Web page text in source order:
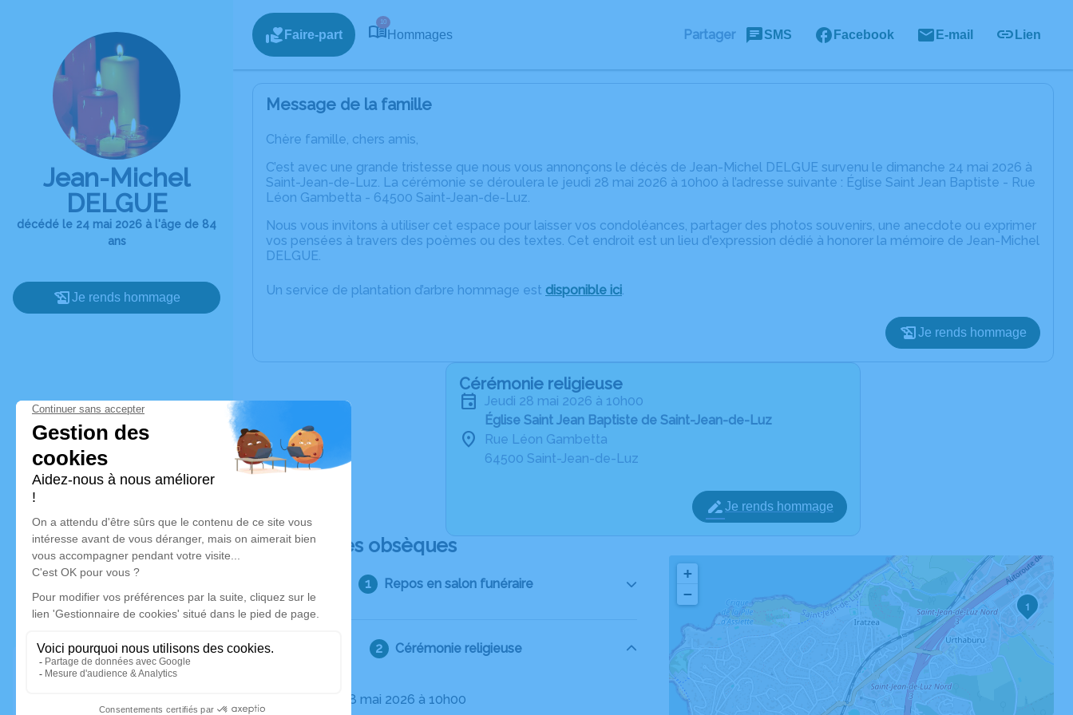
Jean-Michel
DELGUE
décédé le 24 mai 2026 à l'âge de 84
ans
Je rends hommage
Faire-part
10
Hommages Partager SMS Facebook E-mail Lien
Message de la famille
Chère famille, chers amis,
C’est avec une grande tristesse que nous vous annonçons le décès de Jean-Michel DELGUE survenu le dimanche 24 mai 2026 à
Saint-Jean-de-Luz. La cérémonie se déroulera le jeudi 28 mai 2026 à 10h00 à l’adresse suivante : Église Saint Jean Baptiste - Rue
Léon Gambetta - 64500 Saint-Jean-de-Luz.
Nous vous invitons à utiliser cet espace pour laisser vos condoléances, partager des photos souvenirs, une anecdote ou exprimer
vos pensées à travers des poèmes ou des textes. Cet endroit est un lieu d'expression dédié à honorer la mémoire de Jean-Michel
DELGUE.
Un service de plantation d’arbre hommage est disponible ici.
Je rends hommage
Cérémonie religieuse
jeudi 28 mai 2026 à 10h00
Église Saint Jean Baptiste de Saint-Jean-de-Luz
Rue Léon Gambetta
64500 Saint-Jean-de-Luz
Je rends hommage
Déroulé des obsèques
Repos en salon funéraire
Cérémonie religieuse
Le jeudi 28 mai 2026 à 10h00
1
+
−